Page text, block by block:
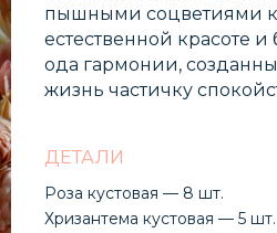
пышными соцветиями
естественной красоте
ода гармонии,
жизнь частичку
ДЕТАЛИ
Роза кустовая — 8 шт.
Хризантема кустовая — 5 шт.